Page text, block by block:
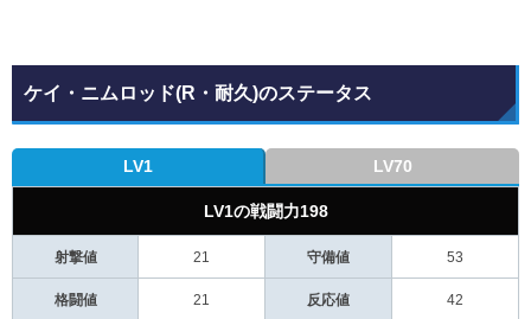
ケイ・ニムロッド(R・耐久)のステータス
LV1 LV70
LV1の戦闘力198
射撃値 21 守備値 53
格闘値 21 反応値 42